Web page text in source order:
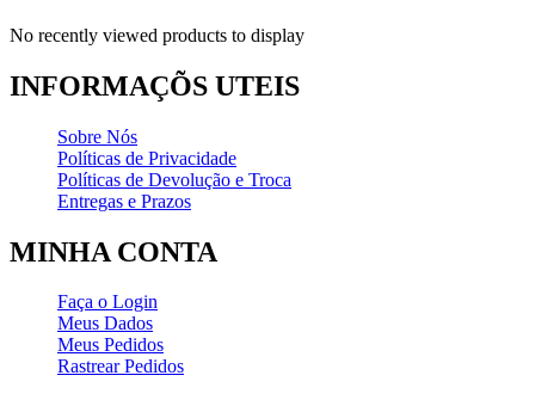
No recently viewed products to display
INFORMAÇÕS UTEIS
Sobre Nós
Políticas de Privacidade
Políticas de Devolução e Troca
Entregas e Prazos
MINHA CONTA
Faça o Login
Meus Dados
Meus Pedidos
Rastrear Pedidos